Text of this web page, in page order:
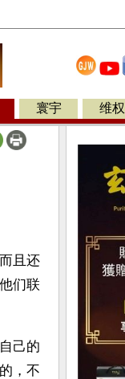
寰宇 维权
且还
们联
己的
，不